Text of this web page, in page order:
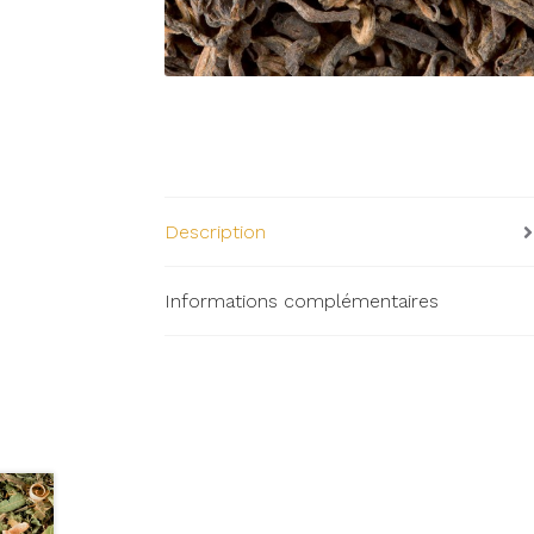
Description
Informations complémentaires